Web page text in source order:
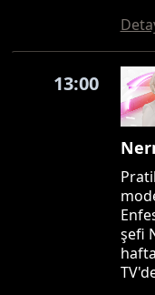
13:00
şefi